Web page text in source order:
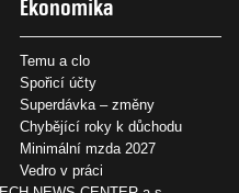
Ekonomika
Temu a clo
Spořicí účty
Superdávka – změny
Chybějící roky k důchodu
Minimální mzda 2027
Vedro v práci